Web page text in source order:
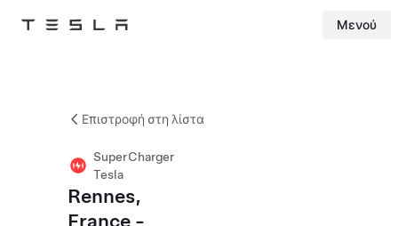
Tesla Μενού
Επιστροφή στη λίστα
SuperCharger
Tesla
Rennes,
France -